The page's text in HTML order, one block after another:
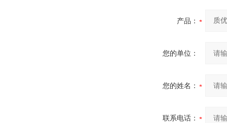
产品：
您的单位：
您的姓名：
联系电话：